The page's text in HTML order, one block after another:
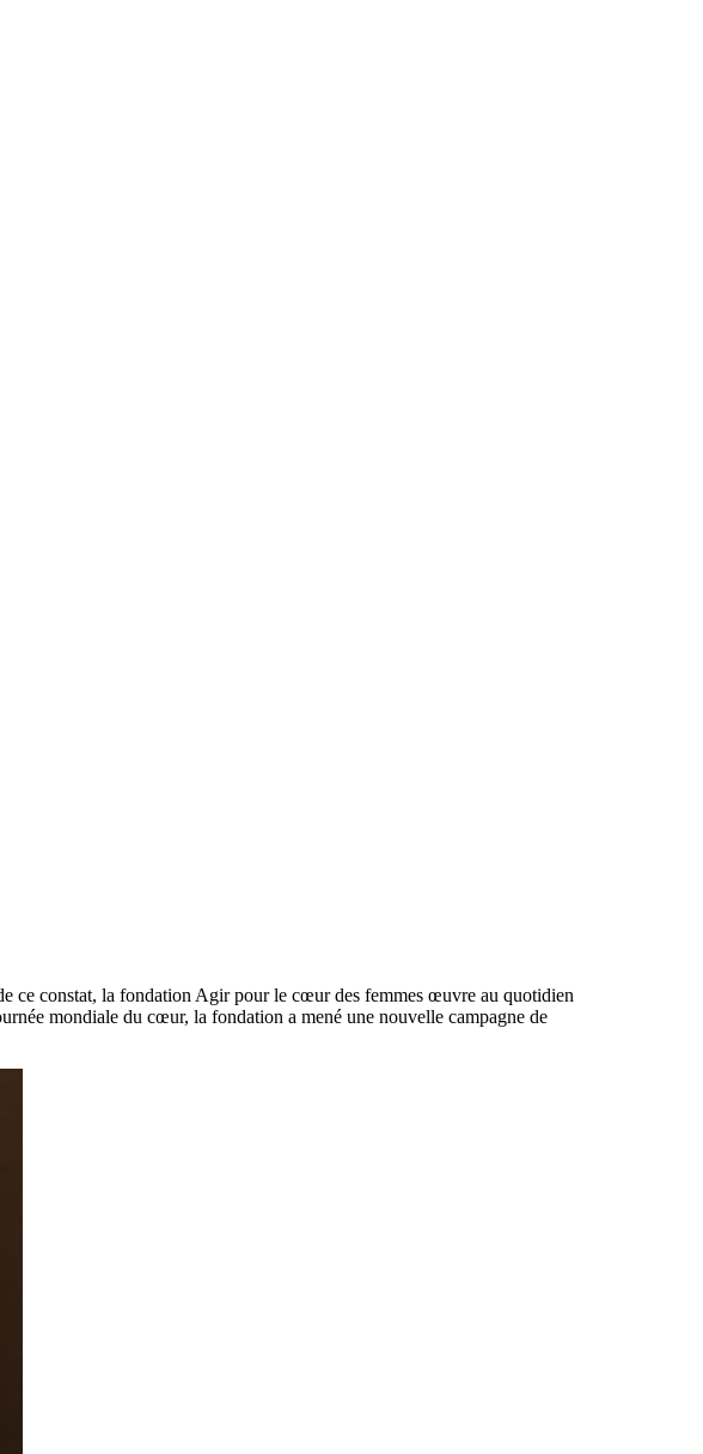
ce constat, la fondation Agir pour le cœur des femmes œuvre au quotidien
mondiale du cœur, la fondation a mené une nouvelle campagne de